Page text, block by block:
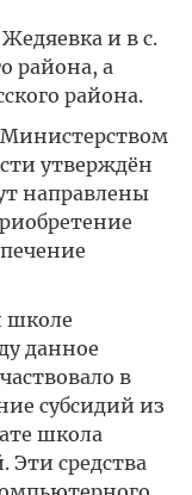
и в с.
района, а
района.
Министерством
утверждён
направлены
школе
данное
в
субсидий из
школа
Эти средства